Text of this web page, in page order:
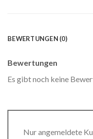
BEWERTUNGEN (0)
Bewertungen
Es gibt noch keine
Nur angemeldete